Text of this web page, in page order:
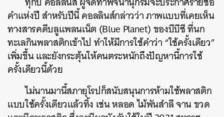
คำแห่งปี สำหรับปีนี้ คอลลินส์กล่าวว่า ภาพแบบที่เคยเห็น
ทางสารคดีบลูแพลนเน็ต (Blue Planet) ของบีบีซี ที่นก
ทะเลกินพลาสติกเข้าไป ทำให้มีการใช้คำว่า “ใช้ครั้งเดียว”
เพิ่มขึ้น และยังกระตุ้นให้คนตระหนักถึงปัญหานี้การใช้
ครั้งเดียวนี้ด้วย
ไม่นานมานี้สภายุโรปก็สนับสนุนการห้ามใช้พลาสติก
แบบใช้ครั้งเดียวแล้วทิ้ง เช่น หลอด ไม้พันสำลี จาน ขวด